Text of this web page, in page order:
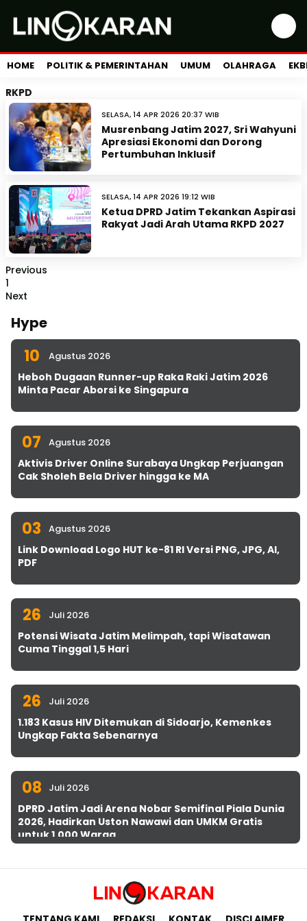
HOME POLITIK & PEMERINTAHAN UMUM OLAHRAGA
RKPD
SELASA, 14 APR 2026 20:37 WIB
Musrenbang Jatim 2027, Sri Wahyuni
Apresiasi Ekonomi dan Dorong
Pertumbuhan Inklusif
SELASA, 14 APR 2026 19:12 WIB
Ketua DPRD Jatim Tekankan Aspirasi
Rakyat Jadi Arah Utama RKPD 2027
Previous
1
Next
Hype
10 Agustus 2026
Heboh Dugaan Runner-up Raka Raki Jatim 2026
Minta Pacar Aborsi ke Singapura
07 Agustus 2026
Aktivis Driver Online Surabaya Ungkap Perjuangan
Cak Sholeh Bela Driver hingga ke MA
03 Agustus 2026
Link Download Logo HUT ke-81 RI Versi PNG, JPG, AI,
PDF
26 Juli 2026
Potensi Wisata Jatim Melimpah, tapi Wisatawan
Cuma Tinggal 1,5 Hari
26 Juli 2026
1.183 Kasus HIV Ditemukan di Sidoarjo, Kemenkes
Ungkap Fakta Sebenarnya
08 Juli 2026
DPRD Jatim Jadi Arena Nobar Semifinal Piala Dunia
2026, Hadirkan Uston Nawawi dan UMKM Gratis
untuk 1.000 Warga